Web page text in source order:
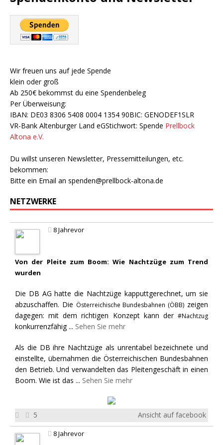
Wir freuen uns auf jede Spende
klein oder groß
Ab 250€ bekommst du eine Spendenbeleg
Per Überweisung:
IBAN: DE03 8306 5408 0004 1354 90BIC: GENODEF1SLR
VR-Bank Altenburger Land eGStichwort: Spende Prellbock
Altona e.V.
Du willst unseren Newsletter, Pressemitteilungen, etc.
bekommen:
Bitte ein Email an spenden@prellbock-altona.de
NETZWERKE
8 Jahrevor
Von der Pleite zum Boom: Wie Nachtzüge zum Trend
wurden
Die DB AG hatte die Nachtzüge kapputtgerechnet, um sie
abzuschaffen. Die Österreichische Bundesbahnen (ÖBB) zeigen
dagegen: mit dem richtigen Konzept kann der #Nachtzug
konkurrenzfähig ... Sehen Sie mehr
Als die DB ihre Nachtzüge als unrentabel bezeichnete und
einstellte, übernahmen die Österreichischen Bundesbahnen
den Betrieb. Und verwandelten das Pleitengeschäft in einen
Boom. Wie ist das ... Sehen Sie mehr
5 Ansicht auf facebook
8 Jahrevor